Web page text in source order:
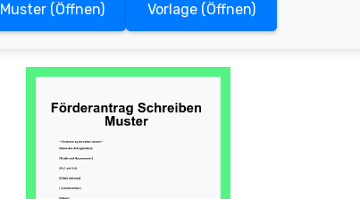
Muster (Öffnen) Vorlage (Öffnen)